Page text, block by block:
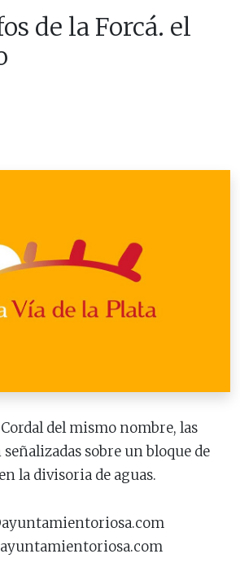
de la Forcá. el
del mismo nombre, las
sobre un bloque de
la divisoria de aguas.